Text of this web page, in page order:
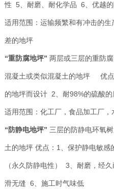
性 5、耐磨、耐化学品 6、优越
适用范围：运输频繁和有冲击的
差的地坪
“重防腐地坪” 两层或三层的重防
混凝土或类似混凝土的地坪 优
的地坪而设计 2、耐98%的硫酸
适用范围：化工厂，食品加工厂
“防静电地坪” 三层的防静电环氧
土的地坪 优点：1、保护静电敏
（永久防静电性） 3、耐磨，经
滑无缝 6、施工时气味低